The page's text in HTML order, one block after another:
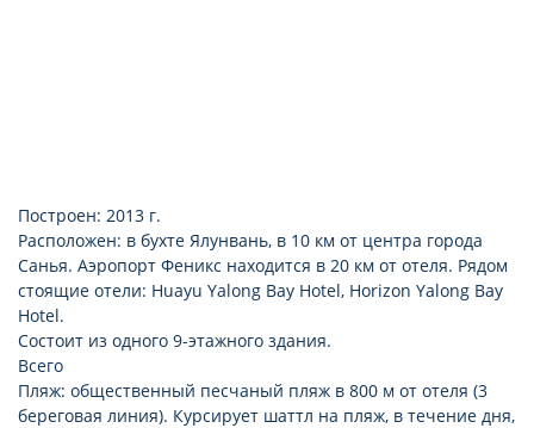
Построен: 2013 г.
Расположен: в бухте Ялунвань, в 10 км от центра города
Санья. Аэропорт Феникс находится в 20 км от отеля. Рядом
стоящие отели: Huayu Yalong Bay Hotel, Horizon Yalong Bay
Hotel.
Состоит из одного 9-этажного здания.
Всего
Пляж: общественный песчаный пляж в 800 м от отеля (3
береговая линия). Курсирует шаттл на пляж, в течение дня,